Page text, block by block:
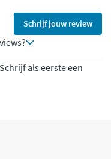
Schrijf jouw review
als eerste een